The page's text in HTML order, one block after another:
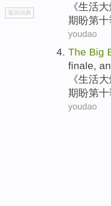
go
top
返回词典
《生活大
期盼第十
youdao
The Big
finale,
《生活大
期盼第十
youdao